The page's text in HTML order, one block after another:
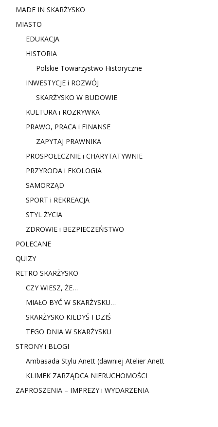
MADE IN SKARŻYSKO
MIASTO
EDUKACJA
HISTORIA
Polskie Towarzystwo Historyczne
INWESTYCJE i ROZWÓJ
SKARŻYSKO W BUDOWIE
KULTURA i ROZRYWKA
PRAWO, PRACA i FINANSE
ZAPYTAJ PRAWNIKA
PROSPOŁECZNIE i CHARYTATYWNIE
PRZYRODA i EKOLOGIA
SAMORZĄD
SPORT i REKREACJA
STYL ŻYCIA
ZDROWIE i BEZPIECZEŃSTWO
POLECANE
QUIZY
RETRO SKARŻYSKO
CZY WIESZ, ŻE…
MIAŁO BYĆ W SKARŻYSKU…
SKARŻYSKO KIEDYŚ I DZIŚ
TEGO DNIA W SKARŻYSKU
STRONY i BLOGI
Ambasada Stylu Anett (dawniej Atelier Anett
KLIMEK ZARZĄDCA NIERUCHOMOŚCI
ZAPROSZENIA – IMPREZY i WYDARZENIA